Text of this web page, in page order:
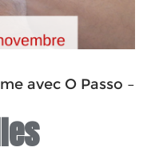
avec O Passo –